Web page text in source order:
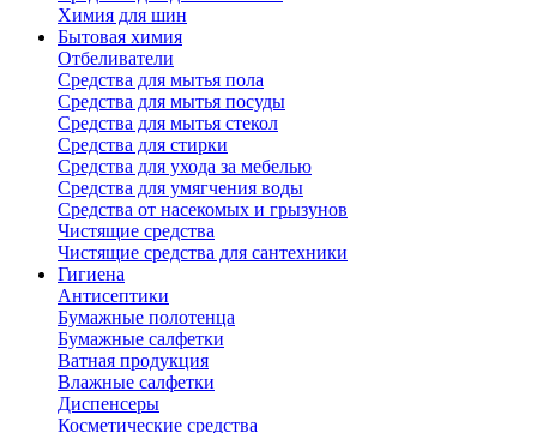
Химия для шин
Бытовая химия
Отбеливатели
Средства для мытья пола
Средства для мытья посуды
Средства для мытья стекол
Средства для стирки
Средства для ухода за мебелью
Средства для умягчения воды
Средства от насекомых и грызунов
Чистящие средства
Чистящие средства для сантехники
Гигиена
Антисептики
Бумажные полотенца
Бумажные салфетки
Ватная продукция
Влажные салфетки
Диспенсеры
Косметические средства